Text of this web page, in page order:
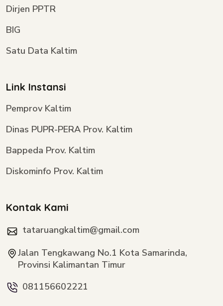
Dirjen PPTR
BIG
Satu Data Kaltim
Link Instansi
Pemprov Kaltim
Dinas PUPR-PERA Prov. Kaltim
Bappeda Prov. Kaltim
Diskominfo Prov. Kaltim
Kontak Kami
tataruangkaltim@gmail.com
Jalan Tengkawang No.1 Kota Samarinda,
Provinsi Kalimantan Timur
081156602221